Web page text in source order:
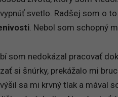
svetlo. Radšej som o
. Nebol som schopný
som nedokázal pracovať
si šnúrky, prekážalo mi
sa mi krvný tlak a mával